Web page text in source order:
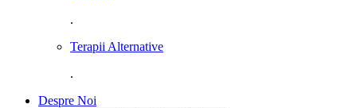
.
Terapii Alternative
.
Despre Noi